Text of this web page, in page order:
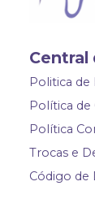
Central
Politica
Política
Política
Trocas e
Código de